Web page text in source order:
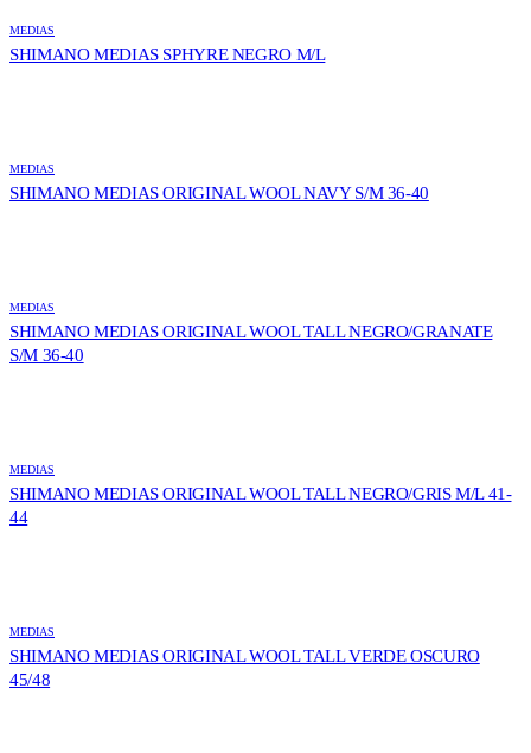
MEDIAS
SHIMANO MEDIAS SPHYRE NEGRO M/L
MEDIAS
SHIMANO MEDIAS ORIGINAL WOOL NAVY S/M 36-40
MEDIAS
SHIMANO MEDIAS ORIGINAL WOOL TALL NEGRO/GRANATE
S/M 36-40
MEDIAS
SHIMANO MEDIAS ORIGINAL WOOL TALL NEGRO/GRIS M/L 41-
44
MEDIAS
SHIMANO MEDIAS ORIGINAL WOOL TALL VERDE OSCURO
45/48